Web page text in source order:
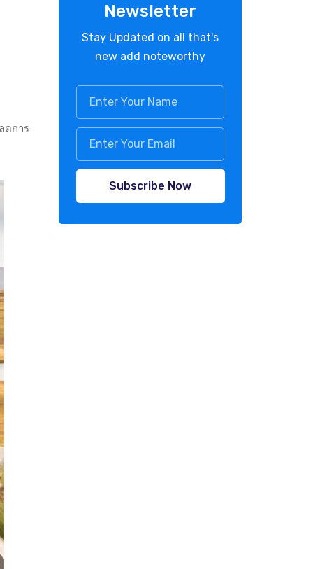
ดการ
Newsletter
Stay Updated on all that's
new add noteworthy
Subscribe Now